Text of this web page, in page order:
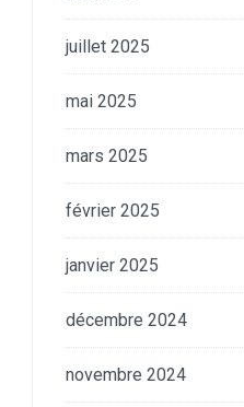
juillet 2025
mai 2025
mars 2025
février 2025
janvier 2025
décembre 2024
novembre 2024